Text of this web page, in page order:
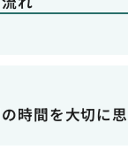
時間を大切に